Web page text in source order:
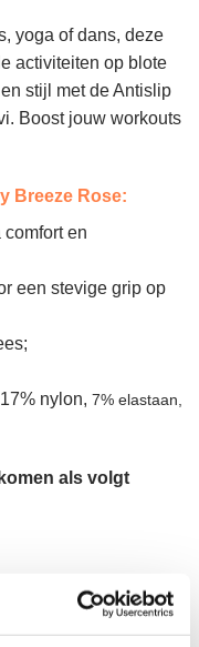
yoga of dans, deze
activiteiten op blote
stijl met de Antislip
Boost jouw workouts
Breeze Rose:
en
een stevige grip op
nylon, 7% elastaan,
als volgt
Rose van Tavi niet
de andere antislip